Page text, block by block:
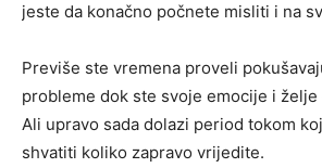
jeste da konačno počnete misliti i na
Previše ste vremena proveli
probleme dok ste svoje emocije i
Ali upravo sada dolazi period tokom
shvatiti koliko zapravo vrijedite.